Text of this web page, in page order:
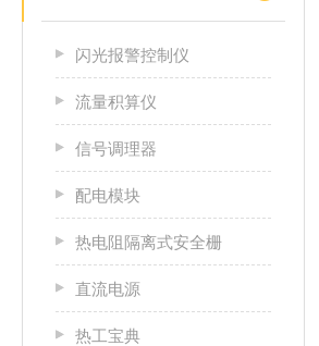
闪光报警控制仪
流量积算仪
信号调理器
配电模块
热电阻隔离式安全栅
直流电源
热工宝典